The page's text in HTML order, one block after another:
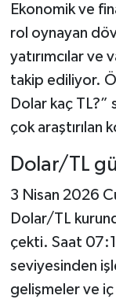
Ekonomik ve
rol oynayan
yatırımcılar ve
takip ediliyor.
Dolar kaç TL?”
çok araştırılan
Dolar/TL
3 Nisan 2026
Dolar/TL
çekti. Saat
seviyesinden
gelişmeler ve